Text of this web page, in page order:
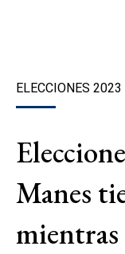
ELECCIONES 2023
Manes
mientras